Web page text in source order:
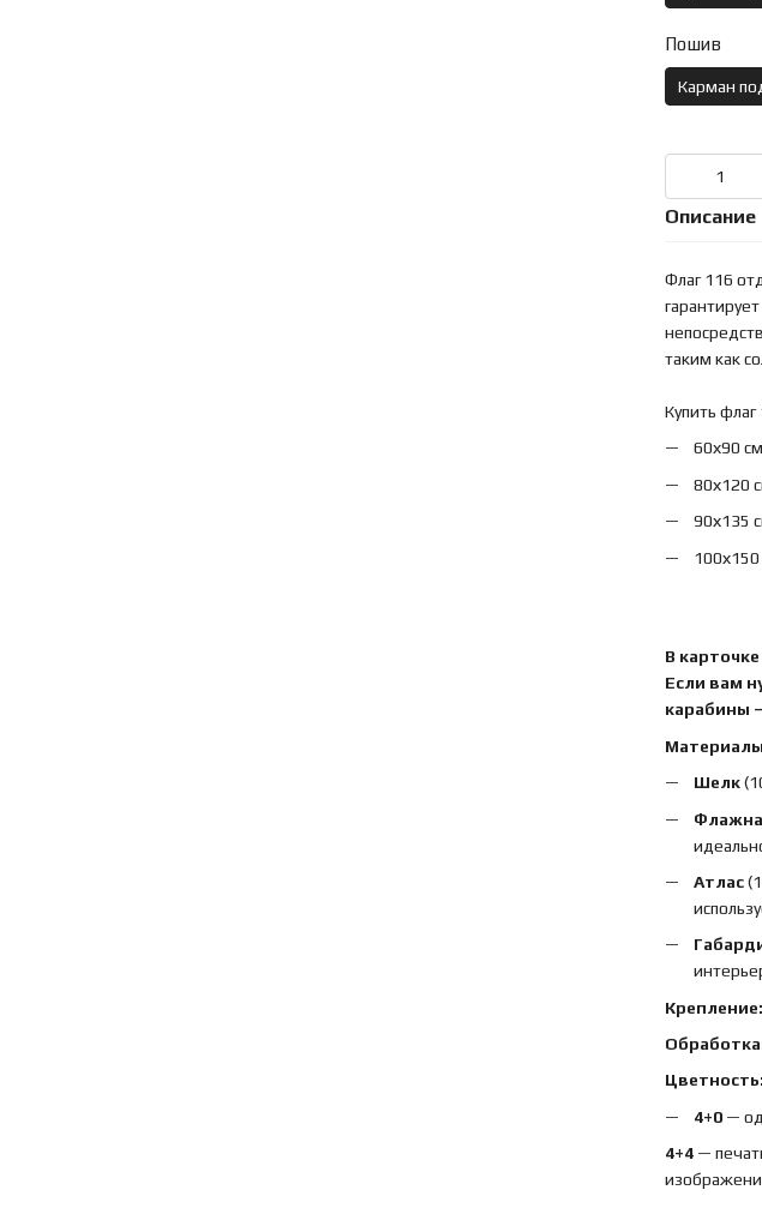
Пошив
Карман
Описание
Флаг 116
таким как
Купить
60х90
80х120
90х135
100х150
В
Если вам
карабины
Шелк
Атлас
Крепление:
Цветность:
4+0—
4+4—